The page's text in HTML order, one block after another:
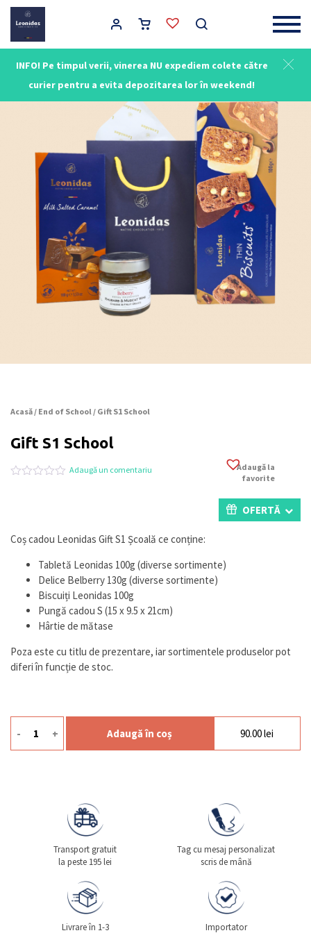
INFO! Pe timpul verii, vinerea NU expediem colete către
curier pentru a evita depozitarea lor în weekend!
Main Navigation
Acasă / End of School / Gift S1 School
Gift S1 School
pe
baza
evaluări
clienți
Adaugă un comentariu
Adaugă la
favorite
OFERTĂ
Coș cadou Leonidas Gift S1 Școală ce conține:
Tabletă Leonidas 100g (diverse sortimente)
Delice Belberry 130g (diverse sortimente)
Biscuiți Leonidas 100g
Pungă cadou S (15 x 9.5 x 21cm)
Hârtie de mătase
Poza este cu titlu de prezentare, iar sortimentele produselor pot
diferi în funcție de stoc.
Cantitate Gift S1 School
- + Adaugă în coș 90.00lei
Transport gratuit
la peste 195 lei
Tag cu mesaj personalizat
scris de mână
Livrare în 1-3
Importator